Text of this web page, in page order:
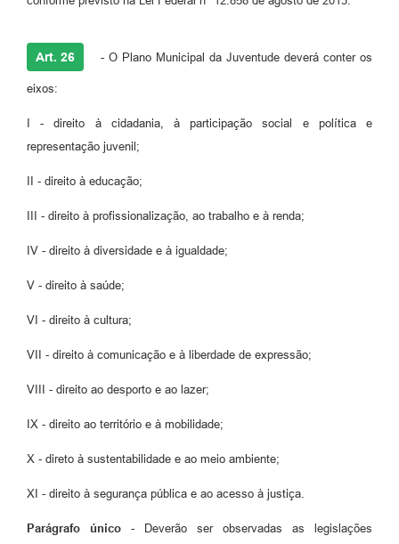
Art. 26 - O Plano Municipal da Juventude deverá conter os
eixos:
I - direito à cidadania, à participação social e política e
representação juvenil;
II - direito à educação;
III - direito à profissionalização, ao trabalho e à renda;
IV - direito à diversidade e à igualdade;
V - direito à saúde;
VI - direito à cultura;
VII - direito à comunicação e à liberdade de expressão;
VIII - direito ao desporto e ao lazer;
IX - direito ao território e à mobilidade;
X - direto à sustentabilidade e ao meio ambiente;
XI - direito à segurança pública e ao acesso à justiça.
Parágrafo único - Deverão ser observadas as legislações